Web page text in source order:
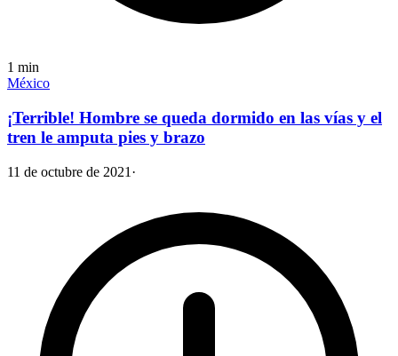
1 min
México
¡Terrible! Hombre se queda dormido en las vías y el
tren le amputa pies y brazo
11 de octubre de 2021 ·